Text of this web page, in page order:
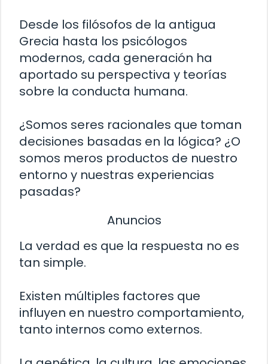
Desde los filósofos de la antigua
Grecia hasta los psicólogos
modernos, cada generación ha
aportado su perspectiva y teorías
sobre la conducta humana.
¿Somos seres racionales que toman
decisiones basadas en la lógica? ¿O
somos meros productos de nuestro
entorno y nuestras experiencias
pasadas?
Anuncios
La verdad es que la respuesta no es
tan simple.
Existen múltiples factores que
influyen en nuestro comportamiento,
tanto internos como externos.